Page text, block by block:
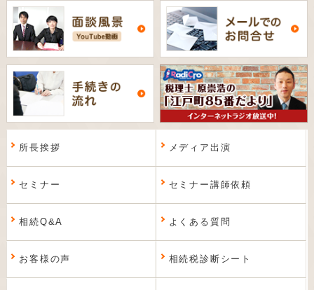
所長挨拶 メディア出演
セミナー セミナー講師依頼
相続Q&A よくある質問
お客様の声 相続税診断シート